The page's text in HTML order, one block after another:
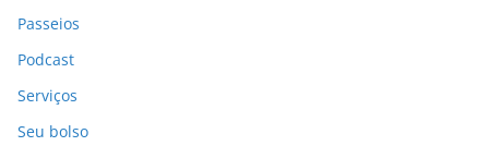
Passeios
Podcast
Serviços
Seu bolso